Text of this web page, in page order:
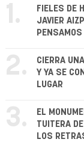
1.
FIELES DE
JAVIER
2.
CIERRA
Y YA SE
LUGAR
3.
EL
TUITERA
LOS